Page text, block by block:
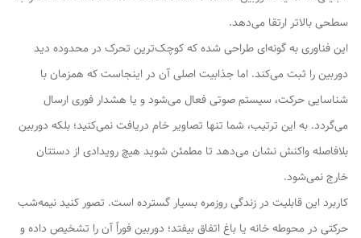
سطحی بالاتر ارتقا می‌دهد.
این فناوری به گونه‌ای طراحی شده که کوچک‌ترین تحرک در محدوده دید
دوربین را ثبت می‌کند. اما جذابیت اصلی آن در اینجاست که همزمان با
شناسایی حرکت، سیستم صوتی فعال می‌شود و یا هشدار فوری ارسال
می‌گردد. به این ترتیب، شما تنها تصاویر خام دریافت نمی‌کنید؛ بلکه دوربین
بلافاصله واکنش نشان می‌دهد تا مطمئن شوید هیچ رویدادی از دستتان
خارج نمی‌شود.
کاربرد این قابلیت در زندگی روزمره بسیار گسترده است. تصور کنید نیمه‌شب
حرکتی در محوطه خانه یا باغ اتفاق بیفتد؛ دوربین فوراً آن را تشخیص داده و